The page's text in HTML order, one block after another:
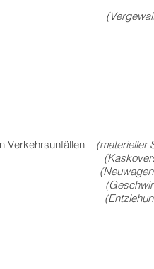
Verkehrsunfällen (materieller